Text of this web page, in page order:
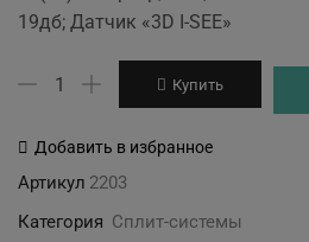
was:
is:
19дб; Датчик «3D I-SEE»
Количество
Mitsubishi
MSZ-
LN35VGW-
Купить
Добавить в избранное
Артикул 2203
Категория Сплит-системы